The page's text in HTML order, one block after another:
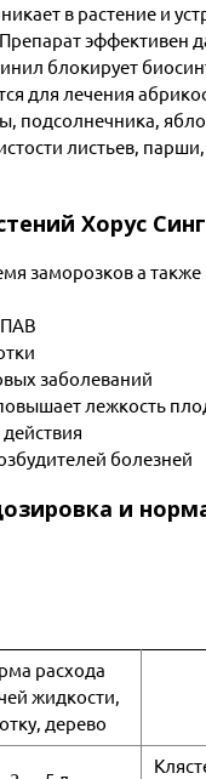
в растение и
эффективен
блокирует
для лечения
подсолнечника,
листьев, парши,
Хорус
заморозков а
ПАВ
заболеваний
лежкость
болезней
и
расхода
жидкости,
дерево